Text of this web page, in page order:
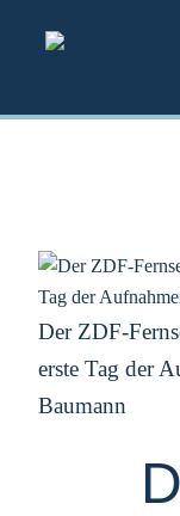
Der ZDF-
erste Tag der
Baumann